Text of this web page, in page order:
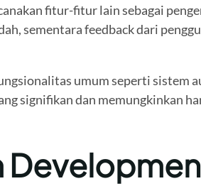
fitur-fitur lain sebagai
sementara feedback dari
umum seperti sistem
signifikan dan memungkinkan